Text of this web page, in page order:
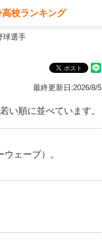
校ランキング
球選手
最終更新日:2026/8/5
い順に並べています。
ェーブ）。